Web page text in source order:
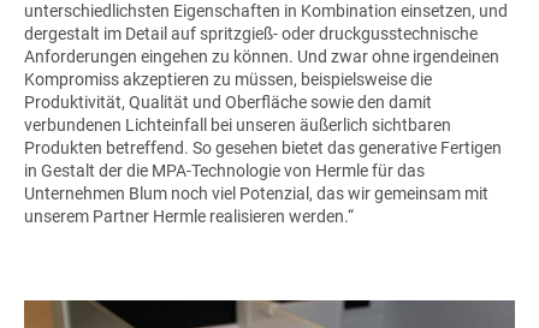
unterschiedlichsten Eigenschaften in Kombination einsetzen, und
dergestalt im Detail auf spritzgieß- oder druckgusstechnische
Anforderungen eingehen zu können. Und zwar ohne irgendeinen
Kompromiss akzeptieren zu müssen, beispielsweise die
Produktivität, Qualität und Oberfläche sowie den damit
verbundenen Lichteinfall bei unseren äußerlich sichtbaren
Produkten betreffend. So gesehen bietet das generative Fertigen
in Gestalt der die MPA-Technologie von Hermle für das
Unternehmen Blum noch viel Potenzial, das wir gemeinsam mit
unserem Partner Hermle realisieren werden.“